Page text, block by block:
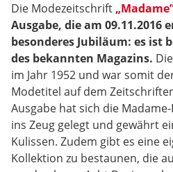
Die Modezeitschrift
Ausgabe, die am 09.11.2016
besonderes Jubiläum: es ist
des bekannten Magazins.
im Jahr 1952 und war somit
Modetitel auf dem
Ausgabe hat sich die
ins Zeug gelegt und gewährt
Kulissen. Zudem gibt es eine
Kollektion zu bestaunen, die